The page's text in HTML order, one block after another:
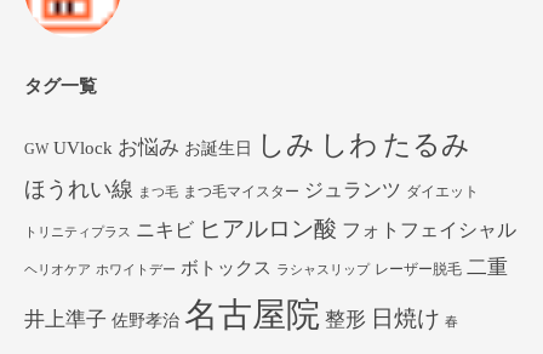
タグ一覧
GW UVlock お悩み お誕生日 しみ しわ たるみ
ほうれい線 まつ毛 まつ毛マイスター ジュランツ ダイエット
トリニティプラス ニキビ ヒアルロン酸 フォトフェイシャル
ヘリオケア ホワイトデー ボトックス ラシャスリップ レーザー脱毛 二重
井上準子 佐野孝治 名古屋院 整形 日焼け 春